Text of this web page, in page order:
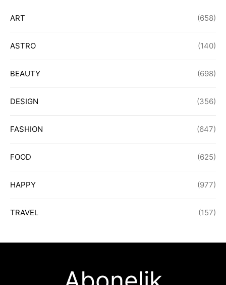
ART (658)
ASTRO (140)
BEAUTY (698)
DESIGN (356)
FASHION (647)
FOOD (625)
HAPPY (977)
TRAVEL (157)